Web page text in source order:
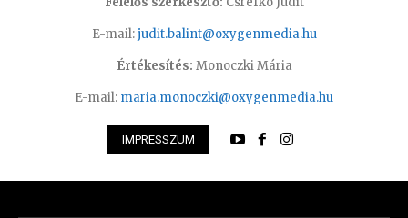
E-mail:judit.balint@oxygenmedia.hu
Értékesítés: Monoczki Mária
E-mail: maria.monoczki@oxygenmedia.hu
IMPRESSZUM